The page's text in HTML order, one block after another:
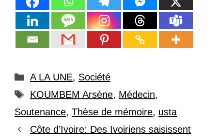
Catégories
A LA UNE, Société
Étiquettes
KOUMBEM Arsène, Médecin,
Soutenance, Thèse de mémoire, usta
Côte d’Ivoire: Des Ivoiriens saisissent